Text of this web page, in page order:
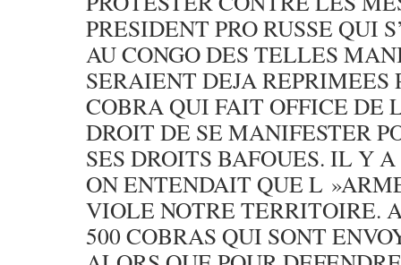
PRESIDENT PRO RUSSE QUI
AU CONGO DES TELLES
SERAIENT DEJA
COBRA QUI FAIT OFFICE DE
DROIT DE SE MANIFESTER
SES DROITS BAFOUES. IL Y
ON ENTENDAIT QUE L
VIOLE NOTRE TERRITOIRE.
500 COBRAS QUI SONT